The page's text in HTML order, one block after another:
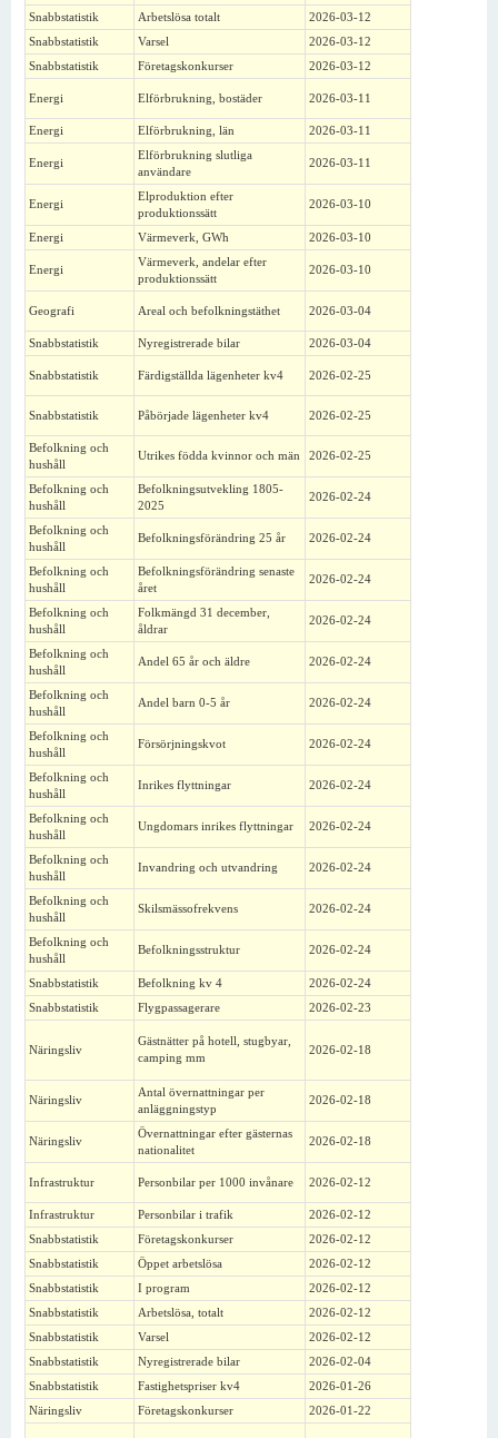
Snabbstatistik
Arbetslösa totalt
2026-03-12
Snabbstatistik
Varsel
2026-03-12
Snabbstatistik
Företagskonkurser 2026-03-12
Energi Elförbrukning, bostäder 2026-03-11
Energi Elförbrukning, län 2026-03-11
Energi
Elförbrukning slutliga
användare
2026-03-11
Energi
Elproduktion efter
produktionssätt
2026-03-10
Energi Värmeverk, GWh 2026-03-10
Energi
Värmeverk, andelar efter
produktionssätt
2026-03-10
Geografi Areal och befolkningstäthet 2026-03-04
Snabbstatistik Nyregistrerade bilar 2026-03-04
Snabbstatistik Färdigställda lägenheter kv4 2026-02-25
Snabbstatistik Påbörjade lägenheter kv4 2026-02-25
Befolkning och
hushåll
Utrikes födda kvinnor och män 2026-02-25
Befolkning och
hushåll
Befolkningsutvekling 1805-
2025
2026-02-24
Befolkning och
hushåll
Befolkningsförändring 25 år 2026-02-24
Befolkning och
hushåll
Befolkningsförändring senaste
året
2026-02-24
Befolkning och
hushåll
Folkmängd 31 december,
åldrar
2026-02-24
Befolkning och
hushåll
Andel 65 år och äldre 2026-02-24
Befolkning och
hushåll
Andel barn 0-5 år 2026-02-24
Befolkning och
hushåll
Försörjningskvot 2026-02-24
Befolkning och
hushåll
Inrikes flyttningar 2026-02-24
Befolkning och
hushåll
Ungdomars inrikes flyttningar 2026-02-24
Befolkning och
hushåll
Invandring och utvandring 2026-02-24
Befolkning och
hushåll
Skilsmässofrekvens 2026-02-24
Befolkning och
hushåll
Befolkningsstruktur 2026-02-24
Snabbstatistik Befolkning kv 4
2026-02-24
Snabbstatistik
Flygpassagerare 2026-02-23
Näringsliv
Gästnätter på hotell, stugbyar,
camping mm
2026-02-18
Näringsliv
Antal övernattningar per
anläggningstyp
2026-02-18
Näringsliv
Övernattningar efter gästernas
nationalitet
2026-02-18
Infrastruktur Personbilar per 1000 invånare 2026-02-12
Infrastruktur Personbilar i trafik
2026-02-12
Snabbstatistik
Företagskonkurser
2026-02-12
Snabbstatistik
Öppet arbetslösa
2026-02-12
Snabbstatistik
I program
2026-02-12
Snabbstatistik
Arbetslösa, totalt
2026-02-12
Snabbstatistik
Varsel
2026-02-12
Snabbstatistik
Nyregistrerade bilar
2026-02-04
Snabbstatistik
Fastighetspriser kv4
2026-01-26
Näringsliv
Företagskonkurser 2026-01-22